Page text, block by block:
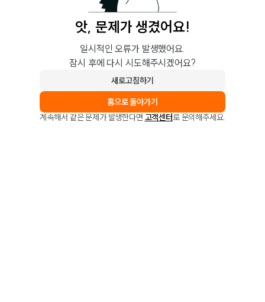
앗, 문제가 생겼어요!
일시적인 오류가 발생했어요.
잠시 후에 다시 시도해주시겠어요?
새로고침하기
홈으로 돌아가기
계속해서 같은 문제가 발생한다면 고객센터로 문의해주세요.